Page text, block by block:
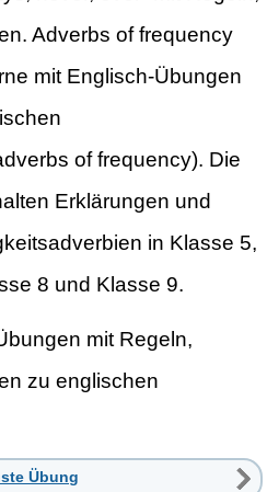
Adverbs of frequency
mit Englisch-Übungen
of frequency). Die
Erklärungen und
in Klasse 5,
8 und Klasse 9.
mit Regeln,
zu englischen
Übung